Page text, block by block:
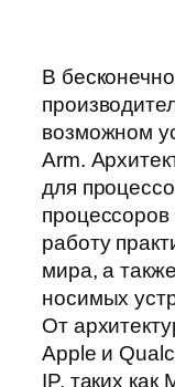
В
возможном
Arm.
для
работу
мира, а
носимых
От
Apple и
IP, таких как